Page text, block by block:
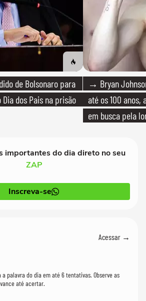
de Bolsonaro para
dos Pais na prisão
→ Bryan
até os 100
em busca pela
importantes do dia direto no seu
ZAP
Inscreva-se
Acessar →
a palavra do dia em até 6 tentativas. Observe as
até acertar.